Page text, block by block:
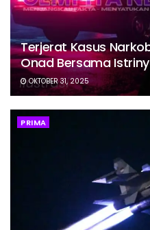
Terjerat Kasus
Onad Bersama
OKTOBER 31, 2025
PRIMA